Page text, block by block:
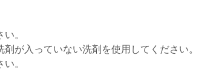
。
が入っていない洗剤を使用してください。
。